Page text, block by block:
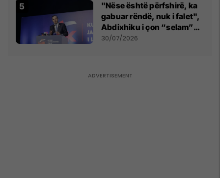
"Nëse është përfshirë, ka
gabuar rëndë, nuk i falet",
Abdixhiku i çon “selam”
Përparim Ramës
30/07/2026